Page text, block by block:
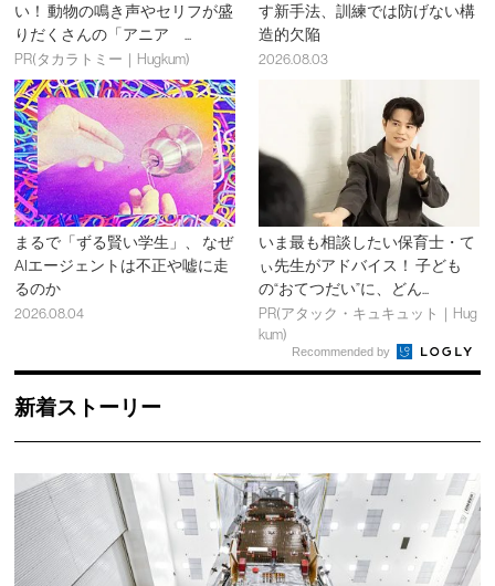
い！ 動物の鳴き声やセリフが盛
りだくさんの「アニア ...
PR(タカラトミー｜Hugkum)
す新手法、訓練では防げない構
造的欠陥
2026.08.03
まるで「ずる賢い学生」、 なぜ
AIエージェントは不正や嘘に走
るのか
2026.08.04
いま最も相談したい保育士・て
ぃ先生がアドバイス！ 子ども
の“おてつだい”に、どん...
PR(アタック・キュキュット｜Hug
kum)
Recommended by
新着ストーリー